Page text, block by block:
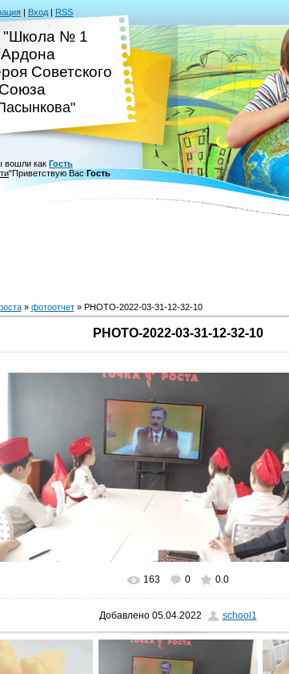
| Вход | RSS
№ 1
Ардона
Советского
Союза
вошли как Гость
"Приветствую Вас Гость
» фотоотчет» PHOTO-2022-03-31-12-32-10
PHOTO-2022-03-31-12-32-10
В реальном размере 1600x756
163 0 0.0
Добавлено05.04.2022 school1